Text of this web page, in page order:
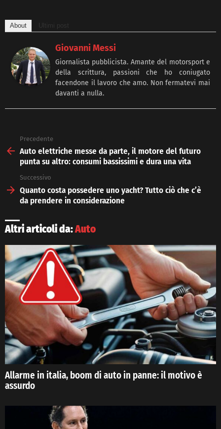
About Ultimi post
Giovanni Messi
Giornalista pubblicista. Amante del motorsport e
della scrittura, passioni che ho coniugato
facendone il lavoro che amo. Non fermatevi mai
davanti a nulla.
more
Precedente
Auto elettriche messe da parte, il motore del futuro
punta su altro: consumi bassissimi e dura una vita
Successivo
Quanto costa possedere uno yacht? Tutto ciò che c’è
da prendere in considerazione
Altri articoli da:Auto
Allarme in italia, boom di auto in panne: il motivo è
assurdo